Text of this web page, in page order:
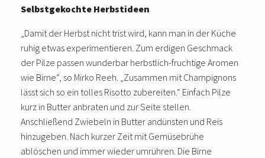
Selbstgekochte Herbstideen
„Damit der Herbst nicht trist wird, kann man in der Küche
ruhig etwas experimentieren. Zum erdigen Geschmack
der Pilze passen wunderbar herbstlich-fruchtige Aromen
wie Birne“, so Mirko Reeh. „Zusammen mit Champignons
lässt sich so ein tolles Risotto zubereiten.“ Einfach Pilze
kurz in Butter anbraten und zur Seite stellen.
Anschließend Zwiebeln in Butter andünsten und Reis
hinzugeben. Nach kurzer Zeit mit Gemüsebrühe
ablöschen und immer wieder umrühren. Die Birne